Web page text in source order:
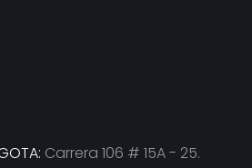
Carrera 106 # 15A - 25.